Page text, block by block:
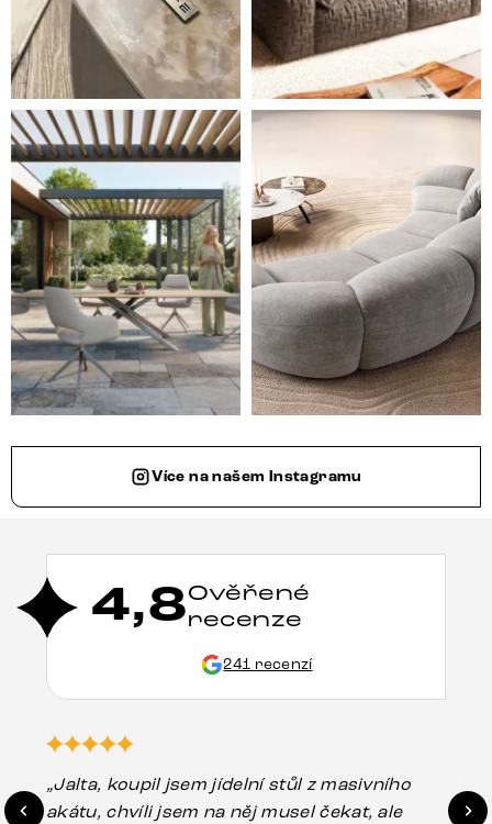
Styl, odolnost a společné chvíle pod širým nebem.
Ne každá pohovka je jen
Více na našem Instagramu
4,8Ověřené
recenze
241 recenzí
„Jalta, koupil jsem jídelní stůl z masivního
akátu, chvíli jsem na něj musel čekat, ale